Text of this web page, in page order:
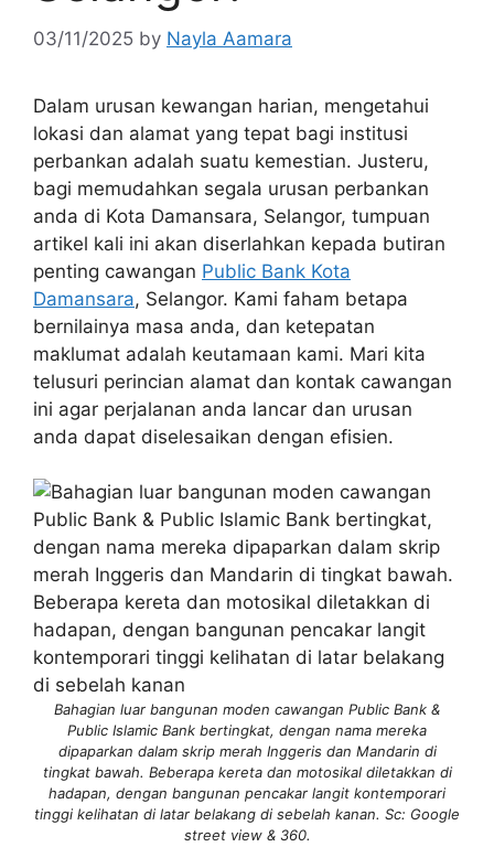
03/11/2025 by Nayla Aamara
Dalam urusan kewangan harian, mengetahui
lokasi dan alamat yang tepat bagi institusi
perbankan adalah suatu kemestian. Justeru,
bagi memudahkan segala urusan perbankan
anda di Kota Damansara, Selangor, tumpuan
artikel kali ini akan diserlahkan kepada butiran
penting cawangan Public Bank Kota
Damansara, Selangor. Kami faham betapa
bernilainya masa anda, dan ketepatan
maklumat adalah keutamaan kami. Mari kita
telusuri perincian alamat dan kontak cawangan
ini agar perjalanan anda lancar dan urusan
anda dapat diselesaikan dengan efisien.
Bahagian luar bangunan moden cawangan Public Bank &
Public Islamic Bank bertingkat, dengan nama mereka
dipaparkan dalam skrip merah Inggeris dan Mandarin di
tingkat bawah. Beberapa kereta dan motosikal diletakkan di
hadapan, dengan bangunan pencakar langit kontemporari
tinggi kelihatan di latar belakang di sebelah kanan. Sc: Google
street view & 360.